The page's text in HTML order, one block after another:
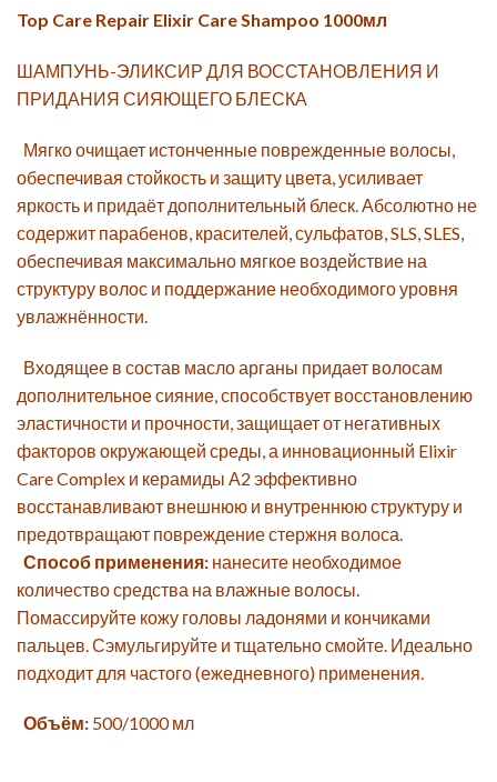
Top Care Repair Elixir Care Shampoo 1000мл
ШАМПУНЬ-ЭЛИКСИР ДЛЯ ВОССТАНОВЛЕНИЯ И
ПРИДАНИЯ СИЯЮЩЕГО БЛЕСКА
Мягко очищает истонченные поврежденные волосы,
обеспечивая стойкость и защиту цвета, усиливает
яркость и придаёт дополнительный блеск. Абсолютно не
содержит парабенов, красителей, сульфатов, SLS, SLES,
обеспечивая максимально мягкое воздействие на
структуру волос и поддержание необходимого уровня
увлажнённости.
Входящее в состав масло арганы придает волосам
дополнительное сияние, способствует восстановлению
эластичности и прочности, защищает от негативных
факторов окружающей среды, а инновационный Elixir
Care Complex и керамиды А2 эффективно
восстанавливают внешнюю и внутреннюю структуру и
предотвращают повреждение стержня волоса.
Способ применения: нанесите необходимое
количество средства на влажные волосы.
Помассируйте кожу головы ладонями и кончиками
пальцев. Сэмульгируйте и тщательно смойте. Идеально
подходит для частого (ежедневного) применения.
Объём: 500/1000 мл